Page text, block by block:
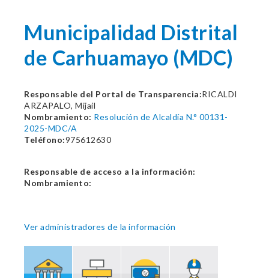
Municipalidad Distrital
de Carhuamayo (MDC)
Responsable del Portal de Transparencia:RICALDI
ARZAPALO, Mijail
Nombramiento: Resolución de Alcaldía N.° 00131-
2025-MDC/A
Teléfono:975612630
Responsable de acceso a la información:
Nombramiento:
Ver administradores de la información